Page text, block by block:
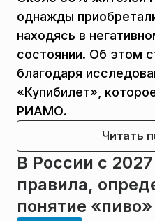
однажды
находясь в
состоянии. Об этом
благодаря
«Купибилет»,
РИАМО.
Читать
В России с
правила,
понятие «пиво»